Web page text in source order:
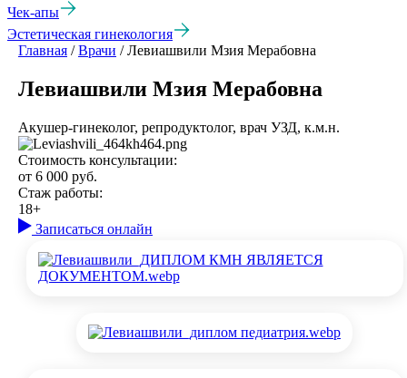
Чек-апы
Эстетическая гинекология
Главная /Врачи /Левиашвили Мзия Мерабовна
Левиашвили Мзия Мерабовна
Акушер-гинеколог, репродуктолог, врач УЗД, к.м.н.
Стоимость консультации:
от 6 000 руб.
Стаж работы:
18+
Записаться онлайн